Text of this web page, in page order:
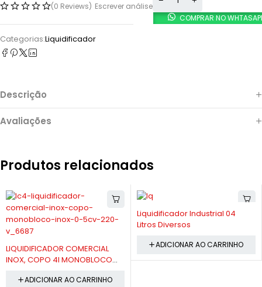
(0 Reviews) Escrever análise
COMPRAR NO
Categorias:Liquidificador
Descrição
Avaliações
Produtos relacionados
LIQUIDIFICADOR COMERCIAL
INOX, COPO 4l MONOBLOCO
ADICIONAR AO CARRINHO
Liquidificador Industrial 04
Litros Diversos
ADICIONAR AO CARRINHO